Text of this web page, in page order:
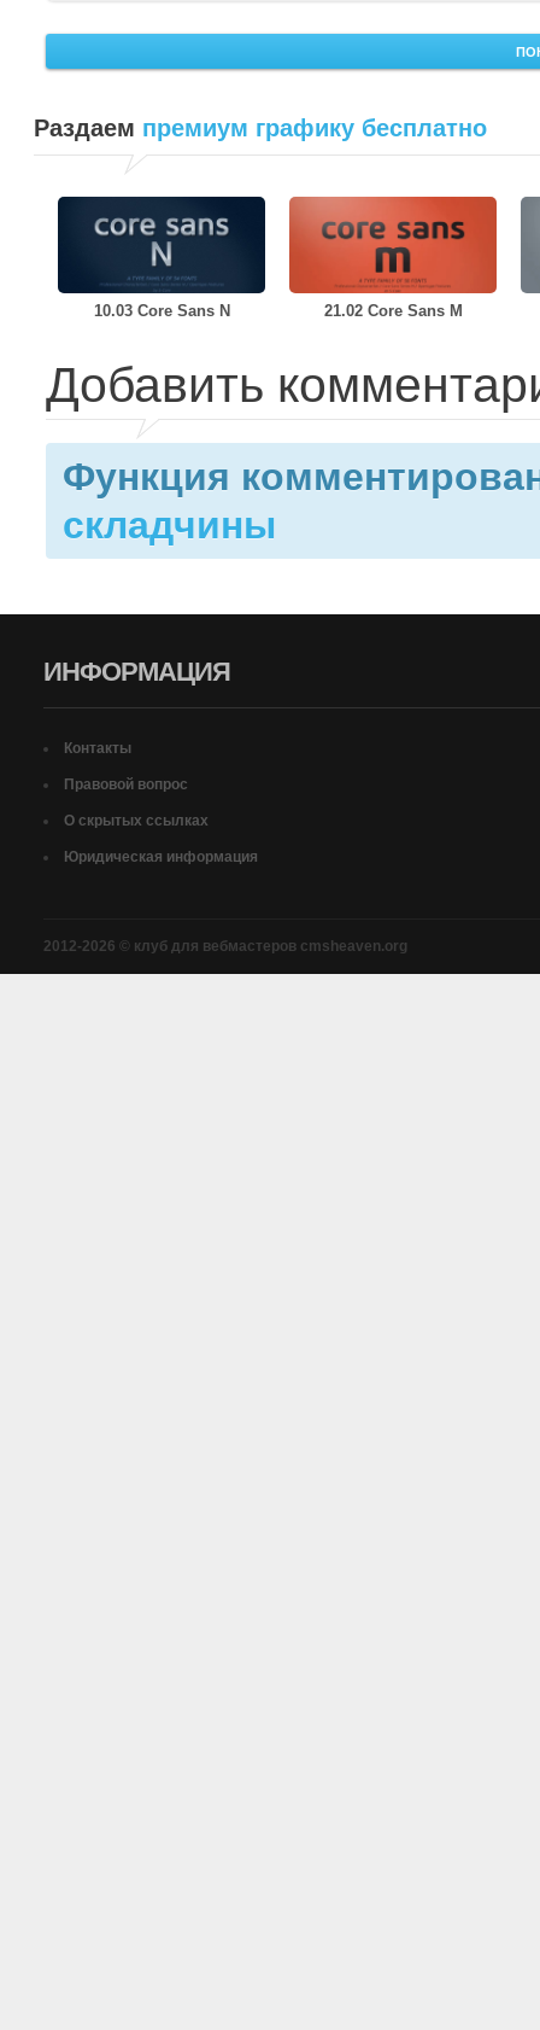
Раздаем премиум графику бесплатно
10.03 Core Sans N 21.02 Core Sans M
Добавить
Функция
складчины
ИНФОРМАЦИЯ
Контакты
Правовой вопрос
О скрытых ссылках
Юридическая информация
2012-2026 © клуб для вебмастеров cmsheaven.org